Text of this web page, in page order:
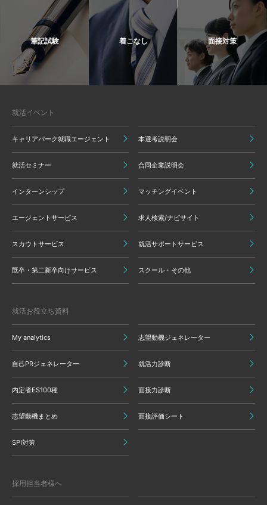
筆記試験 着こなし 面接対策
就活イベント
キャリアパーク就職エージェント 本選考説明会
就活セミナー 合同企業説明会
インターンシップ マッチングイベント
エージェントサービス 求人検索/ナビサイト
スカウトサービス 就活サポートサービス
既卒・第二新卒向けサービス スクール・その他
就活お役立ち資料
My analytics 志望動機ジェネレーター
自己PRジェネレーター 就活力診断
内定者ES100種 面接力診断
志望動機まとめ 面接評価シート
SPI対策
採用担当者様へ